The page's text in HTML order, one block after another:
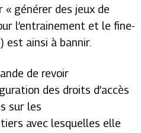
« générer des jeux de
l’entrainement et le fine-
est ainsi à bannir.
de revoir
des droits d’accès
sur les
avec lesquelles elle